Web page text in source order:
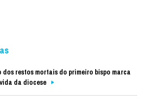
restos mortais do primeiro bispo marca
da diocese